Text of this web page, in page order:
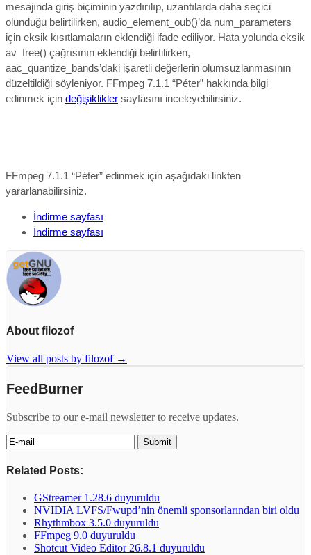
mesajında ​​giriş biçiminin yazdırılıp, uzantılarda daha seçici
olunduğu belirtilirken, audio_element_oub()’da num_parameters
için eksik kısıtlamaların eklendiği ifade ediliyor. Hata yolunda eksik
av_free() çağrısının eklendiği belirtilirken,
aac_quantize_bands’daki işaretli değerlerin olumsuzlanmasının
düzeltildiği söyleniyor. FFmpeg 7.1.1 “Péter” hakkında bilgi
edinmek için değişiklikler sayfasını inceleyebilirsiniz.
FFmpeg 7.1.1 “Péter” edinmek için aşağıdaki linkten
yararlanabilirsiniz.
İndirme sayfası
İndirme sayfası
About filozof
View all posts by filozof →
FeedBurner
Subscribe to our e-mail newsletter to receive updates.
Related Posts:
GStreamer 1.28.6 duyuruldu
NVIDIA LVFS/Fwupd’nin önemli sponsorlarından biri oldu
Rhythmbox 3.5.0 duyuruldu
FFmpeg 9.0 duyuruldu
Shotcut Video Editor 26.8.1 duyuruldu